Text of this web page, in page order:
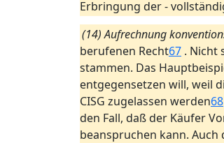
Erbringung der -
(14) Aufrechnung
berufenen Recht67 . Nicht
stammen. Das
entgegensetzen will, weil
CISG zugelassen werden68
den Fall, daß der Käufer
beanspruchen kann.